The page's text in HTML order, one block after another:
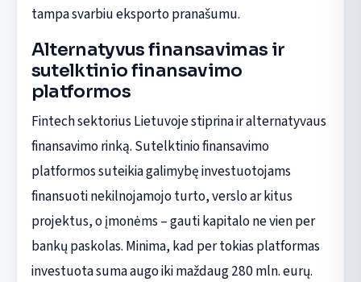
tampa svarbiu eksporto pranašumu.
Alternatyvus finansavimas ir
sutelktinio finansavimo
platformos
Fintech sektorius Lietuvoje stiprina ir alternatyvaus
finansavimo rinką. Sutelktinio finansavimo
platformos suteikia galimybę investuotojams
finansuoti nekilnojamojo turto, verslo ar kitus
projektus, o įmonėms – gauti kapitalo ne vien per
bankų paskolas. Minima, kad per tokias platformas
investuota suma augo iki maždaug 280 mln. eurų.